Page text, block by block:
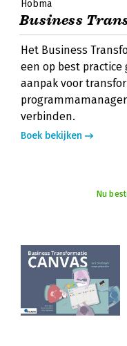
Hobma
Business
Het Business
een op best
aanpak voor
verbinden.
Boek bekijken
Nu